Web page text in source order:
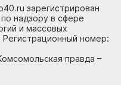
зарегистрирован
надзору в сфере
и массовых
Регистрационный номер:
правда –